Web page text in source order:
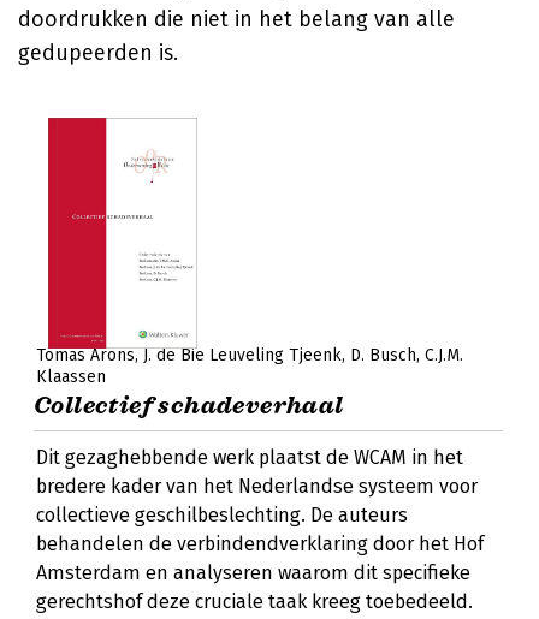
doordrukken die niet in het belang van alle
gedupeerden is.
Tomas Arons J. de Bie Leuveling Tjeenk D. Busch C.J.M.
Klaassen
Collectief schadeverhaal
Dit gezaghebbende werk plaatst de WCAM in het
bredere kader van het Nederlandse systeem voor
collectieve geschilbeslechting. De auteurs
behandelen de verbindendverklaring door het Hof
Amsterdam en analyseren waarom dit specifieke
gerechtshof deze cruciale taak kreeg toebedeeld.